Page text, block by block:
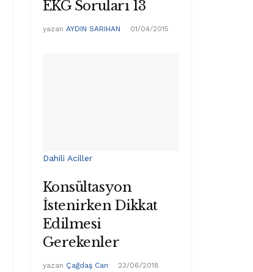
EKG Soruları 13
yazan AYDIN SARIHAN 01/04/2015
Dahili Aciller
Konsültasyon
İstenirken Dikkat
Edilmesi
Gerekenler
yazan Çağdaş Can 23/06/2018